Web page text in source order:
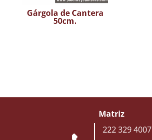
Gárgola de Cantera
50cm.
Matriz
222 329 4007